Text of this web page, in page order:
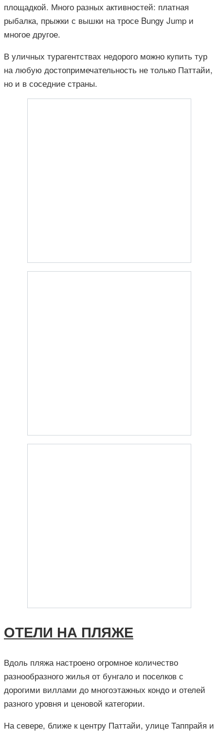
площадкой. Много разных активностей: платная
рыбалка, прыжки с вышки на тросе Bungy Jump и
многое другое.
В уличных турагентствах недорого можно купить тур
на любую достопримечательность не только Паттайи,
но и в соседние страны.
ОТЕЛИ НА ПЛЯЖЕ
Вдоль пляжа настроено огромное количество
разнообразного жилья от бунгало и поселков с
дорогими виллами до многоэтажных кондо и отелей
разного уровня и ценовой категории.
На севере, ближе к центру Паттайи, улице Таппрайя и